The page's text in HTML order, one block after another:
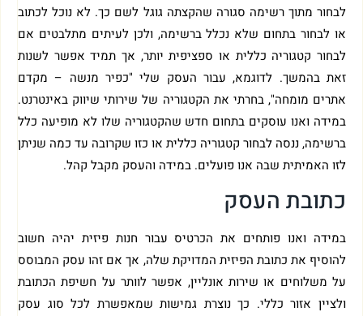
לבחור מתוך רשימה סגורה שהקצתה גוגל לשם כך. לא נוכל לכתוב
או לבחור בתחום שלא נכלל ברשימה, ולכן לעיתים מתלבטים אם
לבחור קטגוריה כללית או ספציפית יותר, אך תמיד אפשר לשנות
זאת בהמשך. לדוגמא, עבור העסק שלי "כפיר מנשה – מקדם
אתרים מומחה", בחרתי את הקטגוריה של שירותי שיווק באינטרנט.
במידה ואנו עוסקים בתחום חדש שהקטגוריה שלו לא מופיעה כלל
ברשימה, ננסה לבחור קטגוריה כללית או כזו שקרובה עד כמה שניתן
לזו האמיתית שבה אנו פועלים. במידה והעסק מקבל קהל.
כתובת העסק
במידה ואנו פותחים את הכרטיס עבור חנות פיזית יהיה חשוב
להוסיף את כתובת הפיזית המדויקת שלה, אך אם זהו עסק המבוסס
על משלוחים או שירות אונליין, אפשר לוותר על חשיפת הכתובת
ולציין אזור כללי. כך נוצרת גמישות שמאפשרת לכל סוג עסק